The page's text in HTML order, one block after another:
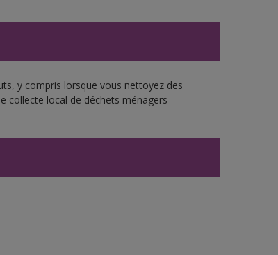
y compris lorsque vous nettoyez des
collecte local de déchets ménagers